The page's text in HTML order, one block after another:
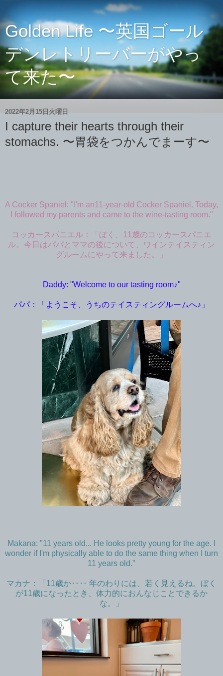
Golden Life 〜英国ゴール
デンレトリーバーがやっ
て来た〜
2022年2月15日火曜日
I capture their hearts through their
stomachs. 〜胃袋をつかんでまーす〜
A Cocker Spaniel: "I'm an11-year-old Cocker Spaniel. Today,
I followed my parents and came to the wine-tasting room."
コッカースパニエル：「ぼく、11歳のコッカースパニエ
ル。今日はパパとママの後について、ワインテイスティン
グルームにやって来ました。」
Daddy: "Welcome to our tasting room♪"
パパ：「ようこそ、うちのテイスティングルームへ♪」
Makana: "11 years old... He looks pretty young for the age. I
wonder if I'm physically able to do the same thing when I turn
11 years old."
マカナ：「11歳か‥‥ 年のわりには、若く見えるね。ぼく
が11歳になったとき、体力的におんなじことできるか
な。」